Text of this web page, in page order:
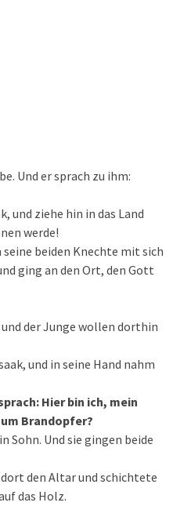
Und er sprach zu ihm:
und ziehe hin in das Land
werde!
beiden Knechte mit sich
ging an den Ort, den Gott
der Junge wollen dorthin
und in seine Hand nahm
Hier bin ich, mein
Brandopfer?
Sohn. Und sie gingen beide
den Altar und schichtete
das Holz.